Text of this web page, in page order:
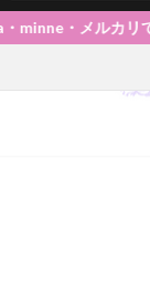
でも出品中♪お好